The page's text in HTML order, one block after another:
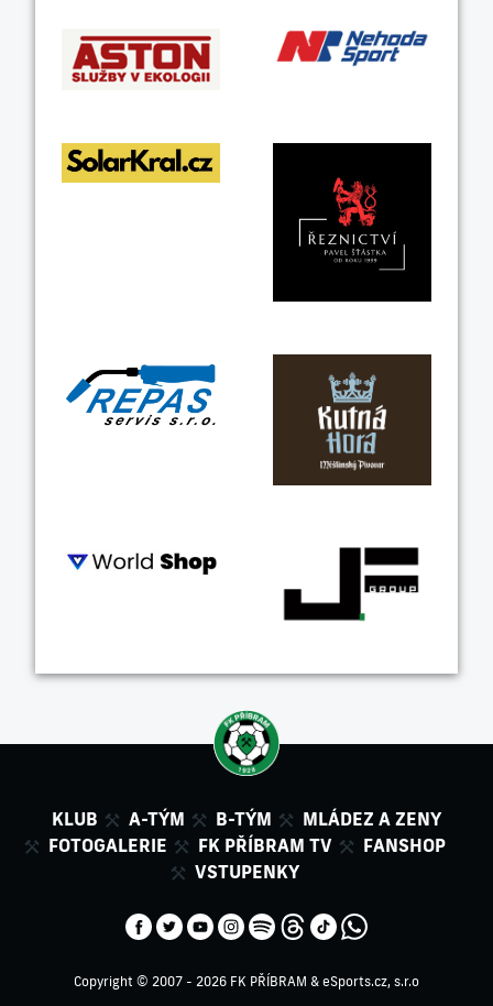
KLUB A-TÝM B-TÝM
MLÁDEZ A ZENY
FOTOGALERIE
FK PŘÍBRAM TV
FANSHOP
VSTUPENKY
Copyright © 2007 - 2026 FK PŘÍBRAM & eSports.cz, s.r.o